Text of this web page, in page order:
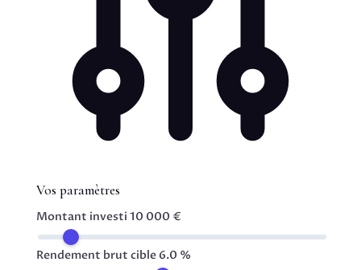
Vos paramètres
Montant investi 10 000 €
Rendement brut cible 6.0 %